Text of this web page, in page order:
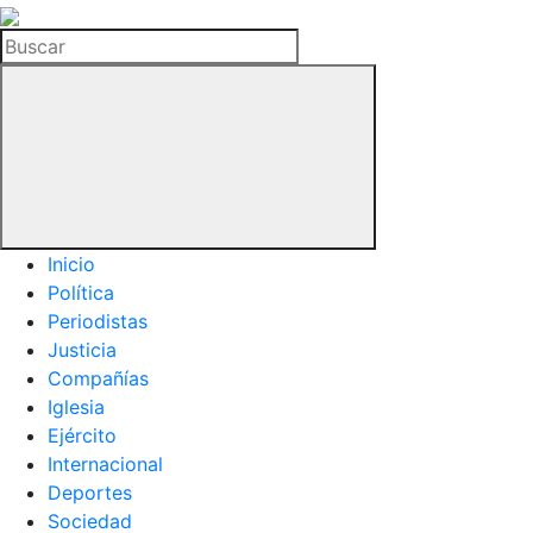
La
Hemeroteca
del
Buscar
Inicio
Política
Periodistas
Justicia
Compañías
Iglesia
Ejército
Internacional
Deportes
Sociedad